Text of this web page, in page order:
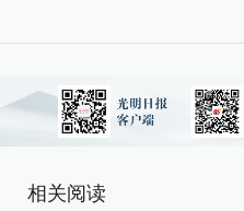
相关阅读